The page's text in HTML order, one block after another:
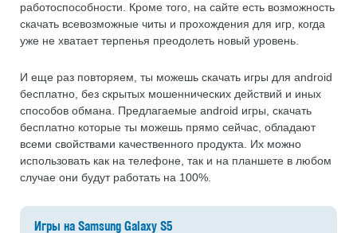
работоспособности. Кроме того, на сайте есть возможность
скачать всевозможные читы и прохождения для игр, когда
уже не хватает терпенья преодолеть новый уровень.
И еще раз повторяем, ты можешь скачать игры для android
бесплатно, без скрытых мошеннических действий и иных
способов обмана. Предлагаемые android игры, скачать
бесплатно которые ты можешь прямо сейчас, обладают
всеми свойствами качественного продукта. Их можно
использовать как на телефоне, так и на планшете в любом
случае они будут работать на 100%.
Игры на Samsung Galaxy S5